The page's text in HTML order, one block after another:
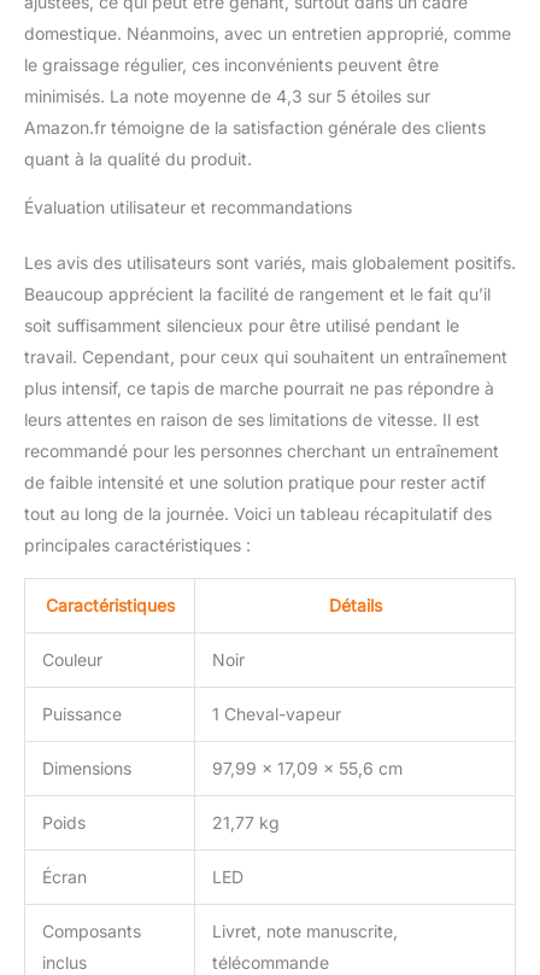
domestique. Néanmoins, avec un entretien approprié, comme
le graissage régulier, ces inconvénients peuvent être
minimisés. La note moyenne de 4,3 sur 5 étoiles sur
Amazon.fr témoigne de la satisfaction générale des clients
quant à la qualité du produit.
Évaluation utilisateur et recommandations
Les avis des utilisateurs sont variés, mais globalement positifs.
Beaucoup apprécient la facilité de rangement et le fait qu’il
soit suffisamment silencieux pour être utilisé pendant le
travail. Cependant, pour ceux qui souhaitent un entraînement
plus intensif, ce tapis de marche pourrait ne pas répondre à
leurs attentes en raison de ses limitations de vitesse. Il est
recommandé pour les personnes cherchant un entraînement
de faible intensité et une solution pratique pour rester actif
tout au long de la journée. Voici un tableau récapitulatif des
principales caractéristiques :
Caractéristiques Détails
Couleur Noir
Puissance 1 Cheval-vapeur
Dimensions 97,99 x 17,09 x 55,6 cm
Poids 21,77 kg
Écran LED
Composants
inclus
Livret, note manuscrite,
télécommande